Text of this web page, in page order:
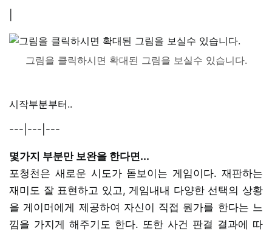
그림을 클릭하시면 확대된 그림을 보실수 있습니다.
시작부분부터..
---|---|---
몇가지 부분만 보완을 한다면...
포청천은 새로운 시도가 돋보이는 게임이다. 재판하는
재미도 잘 표현하고 있고, 게임내내 다양한 선택의 상황
을 게이머에게 제공하여 자신이 직접 뭔가를 한다는 느
낌을 가지게 해주기도 한다. 또한 사건 판결 결과에 따